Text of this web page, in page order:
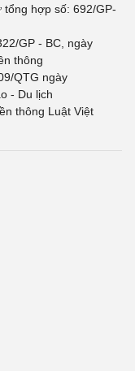
hợp số: 692/GP-
GP - BC, ngày
thông
QTG ngày
- Du lịch
thông Luật Việt